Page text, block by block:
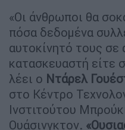
«Οι άνθρωποι θα
πόσα δεδομένα
αυτοκίνητό τους
κατασκευαστή είτε
λέει ο Ντάρελ
στο Κέντρο
Ινστιτούτου
Ουάσινγκτον.